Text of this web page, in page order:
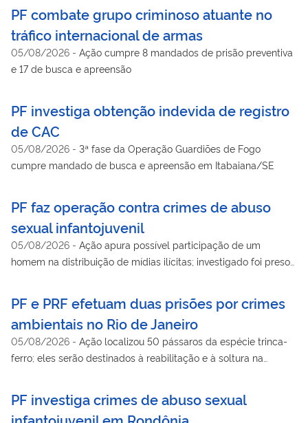
PF combate grupo criminoso atuante no
tráfico internacional de armas
05/08/2026 - Ação cumpre 8 mandados de prisão preventiva
e 17 de busca e apreensão
PF investiga obtenção indevida de registro
de CAC
05/08/2026 - 3ª fase da Operação Guardiões de Fogo
cumpre mandado de busca e apreensão em Itabaiana/SE
PF faz operação contra crimes de abuso
sexual infantojuvenil
05/08/2026 - Ação apura possível participação de um
homem na distribuição de mídias ilícitas; investigado foi preso
PF e PRF efetuam duas prisões por crimes
ambientais no Rio de Janeiro
05/08/2026 - Ação localizou 50 pássaros da espécie trinca-
ferro; eles serão destinados à reabilitação e à soltura na
PF investiga crimes de abuso sexual